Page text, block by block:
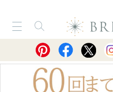
サービス ショッ